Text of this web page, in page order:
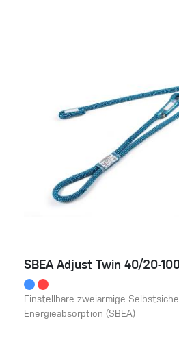
SBEA Adjust Twin 40/20-
Einstellbare zweiarmige
Energieabsorption (SBEA)